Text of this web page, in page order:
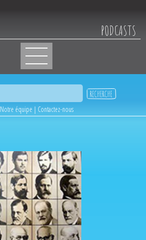
PODCASTS
Notre équipe | Contactez-nous